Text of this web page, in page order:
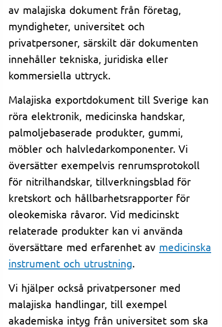
av malajiska dokument från företag,
myndigheter, universitet och
privatpersoner, särskilt där dokumenten
innehåller tekniska, juridiska eller
kommersiella uttryck.
Malajiska exportdokument till Sverige kan
röra elektronik, medicinska handskar,
palmoljebaserade produkter, gummi,
möbler och halvledarkomponenter. Vi
översätter exempelvis renrumsprotokoll
för nitrilhandskar, tillverkningsblad för
kretskort och hållbarhetsrapporter för
oleokemiska råvaror. Vid medicinskt
relaterade produkter kan vi använda
översättare med erfarenhet av medicinska
instrument och utrustning.
Vi hjälper också privatpersoner med
malajiska handlingar, till exempel
akademiska intyg från universitet som ska